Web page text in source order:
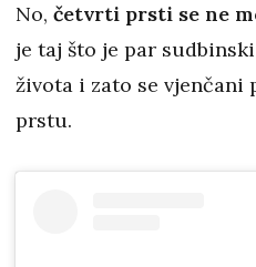
No, četvrti prsti se ne
je taj što je par
života i zato se vjenčani
prstu.